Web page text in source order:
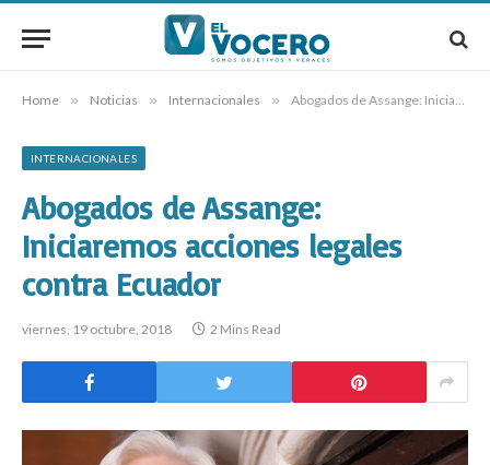
Home » Noticias » Internacionales » Abogados de Assange: Iniciaremos acciones legales contra Ecuador
INTERNACIONALES
Abogados de Assange:
Iniciaremos acciones legales
contra Ecuador
viernes, 19 octubre, 2018 2 Mins Read